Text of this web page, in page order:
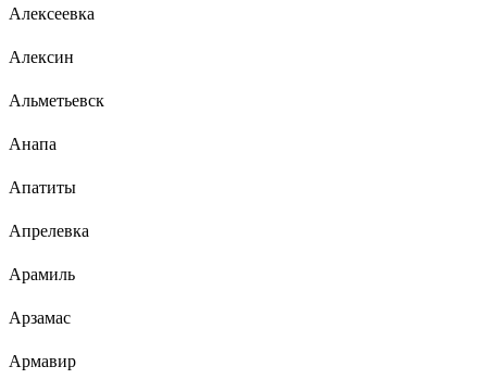
Алексеевка
Алексин
Альметьевск
Анапа
Апатиты
Апрелевка
Арамиль
Арзамас
Армавир